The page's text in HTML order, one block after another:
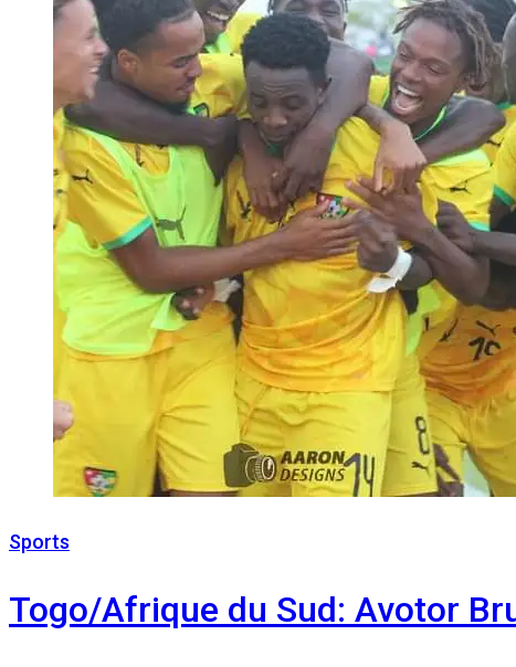
Sports
Togo/Afrique du Sud: Avotor